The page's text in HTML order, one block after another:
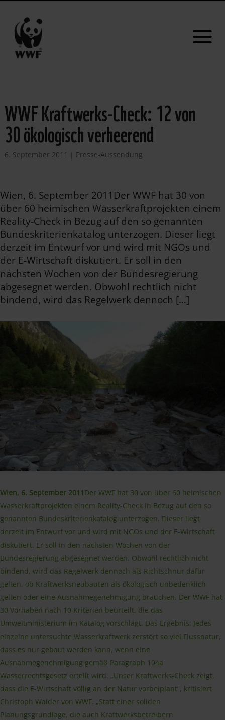
WWF Kraftwerks-Check: 12 von
30 ökologisch verheerend
6. September 2011 | Presse-Aussendung
Wien, 6. September 2011Der WWF hat 30 von
über 60 heimischen Wasserkraftprojekten einem
Reality-Check in Bezug auf den so genannten
Bundeskriterienkatalog unterzogen. Dieser liegt
derzeit im Entwurf vor und wird mit NGOs und
der E-Wirtschaft diskutiert. Er soll in den
nächsten Wochen von der Bundesregierung
abgesegnet werden. Obwohl rechtlich nicht
bindend, wird das Regelwerk dennoch […]
Wien, 6. September 2011Der WWF hat 30 von über 60 heimischen
Wasserkraftprojekten einem Reality-Check in Bezug auf den so
genannten Bundeskriterienkatalog unterzogen. Dieser liegt
derzeit im Entwurf vor und wird mit NGOs und der E-Wirtschaft
diskutiert. Er soll in den nächsten Wochen von der
Bundesregierung abgesegnet werden. Obwohl rechtlich nicht
bindend, wird das Regelwerk dennoch als Richtschnur dafür
gelten, ob Kraftwerksneubauten als ökologisch unbedenklich
gelten oder eine Ausnahmegenehmigung brauchen. Der WWF hat
30 Vorhaben nach 10 Kriterien beurteilt, die das
Umweltministerium im Katalog vorschlägt. Das Ergebnis: Jedes
einzelne untersuchte Wasserkraftwerk zerstört so viel Flussnatur,
dass es nur gebaut werden kann, wenn eine
Ausnahmegenehmigung gemäß Paragraph 104a
Wasserrechtsgesetz erteilt wird. „Unser Kraftwerks-Check zeigt,
dass die E-Wirtschaft völlig an der Natur vorbeiplant“, kritisiert
Christoph Walder von WWF. „Statt einer soliden
Planungsgrundlage, die auch Kraftwerksbetreibern